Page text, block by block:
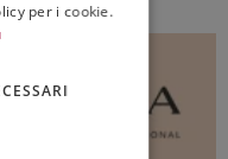
per i cookie.